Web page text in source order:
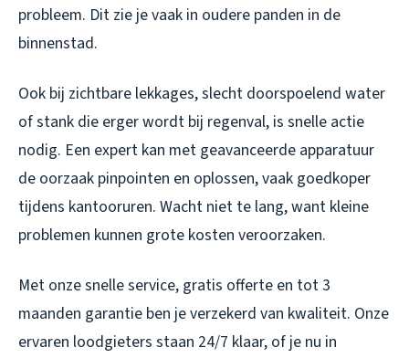
probleem. Dit zie je vaak in oudere panden in de
binnenstad.
Ook bij zichtbare lekkages, slecht doorspoelend water
of stank die erger wordt bij regenval, is snelle actie
nodig. Een expert kan met geavanceerde apparatuur
de oorzaak pinpointen en oplossen, vaak goedkoper
tijdens kantooruren. Wacht niet te lang, want kleine
problemen kunnen grote kosten veroorzaken.
Met onze snelle service, gratis offerte en tot 3
maanden garantie ben je verzekerd van kwaliteit. Onze
ervaren loodgieters staan 24/7 klaar, of je nu in